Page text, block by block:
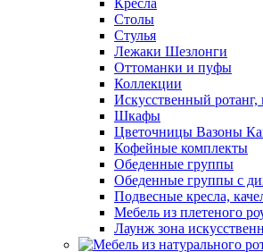
Кресла
Столы
Стулья
Лежаки Шезлонги
Оттоманки и пуфы
Коллекции
Искусственный ротанг,
Шкафы
Цветочницы Вазоны
Кофейные комплекты
Обеденные группы
Обеденные группы с
Подвесные кресла,
Мебель из плетеного
Лаунж зона